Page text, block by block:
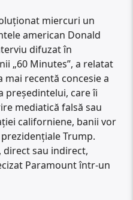
miercuri un
american Donald
difuzat în
„60 Minutes”, a relatat
mai recentă concesie a
președintelui, care îi
mediatică falsă sau
californiene, banii vor
Trump.
direct sau indirect,
Paramount într-un